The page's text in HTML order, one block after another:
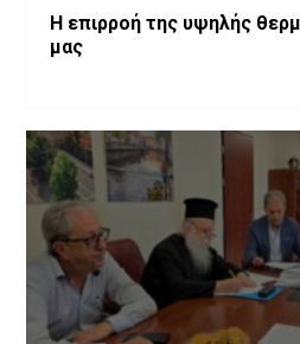
Η επιρροή της υψηλής
μας